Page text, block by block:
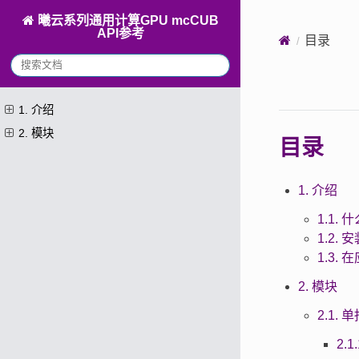
曦云系列通用计算GPU mcCUB
API参考
1. 介绍
2. 模块
目录
目录
1. 介绍
1.1. 什
1.2. 安
1.3. 在
2. 模块
2.1. 单